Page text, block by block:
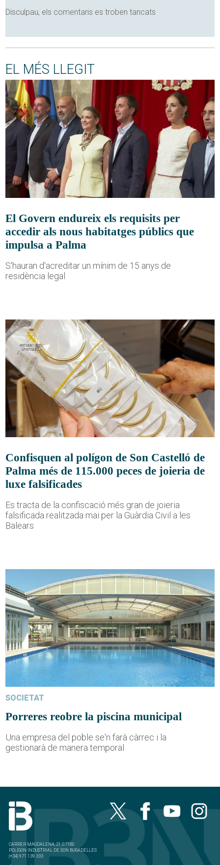
Disculpau, els comentaris es troben tancats
EL MÉS LLEGIT
El Govern endureix els requisits per
accedir als nous habitatges públics que
impulsa a Palma
S'hauran d'acreditar un mínim de 15 anys de
residència legal
Confisquen al polígon de Son Castelló de
Palma més de 115.000 peces de joieria de
luxe falsificades
Es tracta de la confiscació més gran de joieria
falsificada realitzada mai per la Guàrdia Civil a les
Balears
SOCIETAT
Porreres reobre la piscina municipal
Una empresa del poble se'n farà càrrec i la
gestionarà de manera temporal
CARRER MAGDALENA, 21, 07180
POLÍGON INDUSTRIAL DE SON BUGADELLES
(+34) 971 139 333